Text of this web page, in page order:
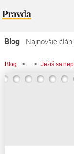
Blog
Najnovšie
Najčítanejšie články
Najkomentovanejšie
Blog > > Ježiš sa